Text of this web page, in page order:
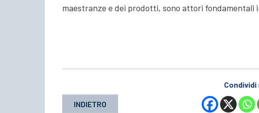
maestranze e dei prodotti, sono attori fondamentali
INDIETRO
Condividi